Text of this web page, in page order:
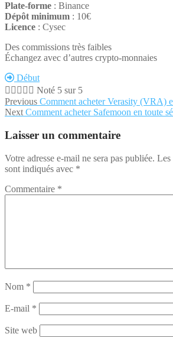
Plate-forme : Binance
Dépôt minimum : 10€
Licence : Cysec
Des commissions très faibles
Échangez avec d’autres crypto-monnaies
Début
     Noté 5 sur 5
Navigation
de
l’article
Previous Previous
post:
Comment acheter Verasity (VRA)
Next Next
Comment acheter Safemoon en toute
Laisser un commentaire
Votre adresse e-mail ne sera pas publiée. Les
sont indiqués avec *
Commentaire *
Nom *
E-mail *
Site web